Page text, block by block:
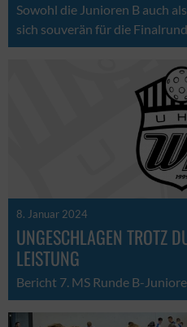
Sowohl die Junioren B auch
sich souverän für die
8. Januar 2024
UNGESCHLAGEN TROTZ
LEISTUNG
Bericht 7. MS Runde B-